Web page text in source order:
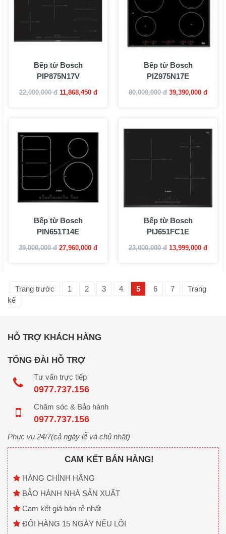
Bếp từ Bosch
PIP875N17V
22,000,000 đ 11,868,450 đ
Bếp từ Bosch
PIZ975N17E
80,000,000 đ 39,390,000 đ
Bếp từ Bosch
PIN651T14E
39,000,000 đ 27,960,000 đ
Bếp từ Bosch
PIJ651FC1E
23,000,000 đ 13,999,000 đ
Trang trước 1 2 3 4 5 6 7
Trang
kế
HỖ TRỢ KHÁCH HÀNG
TỔNG ĐÀI HỖ TRỢ
Tư vấn trực tiếp
0977.737.156
Chăm sóc & Bảo hành
0977.737.156
Phục vụ 24/7(cả ngày lễ và chủ nhật)
CAM KẾT BÁN HÀNG!
HÀNG CHÍNH HÃNG
BẢO HÀNH NHÀ SẢN XUẤT
Cam kết giá bán rẻ nhất
ĐỔI HÀNG 15 NGÀY NẾU LỖI